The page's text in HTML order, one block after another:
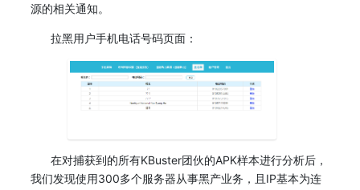
源的相关通知。
拉黑用户手机电话号码页面：
在对捕获到的所有KBuster团伙的APK样本进行分析后，
我们发现使用300多个服务器从事黑产业务，且IP基本为连